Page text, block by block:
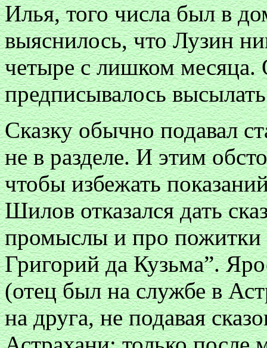
Илья, того числа был в
выяснилось, что Лузин
четыре с лишком
предписывалось
Сказку обычно подавал
не в разделе. И этим
чтобы избежать
Шилов отказался дать
промыслы и про пожитки
Григорий да Кузьма”.
(отец был на службе в
на друга, не подавая